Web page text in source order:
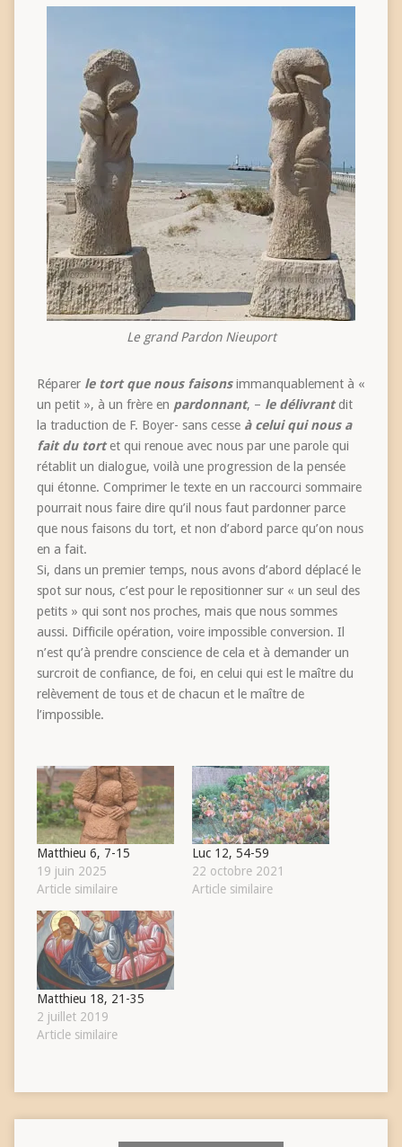
Le grand Pardon Nieuport
Réparer le tort que nous faisonsimmanquablement à «
un petit », à un frère en pardonnant, – le délivrant dit
la traduction de F. Boyer- sans cesse à celui qui nous a
fait du tortet qui renoue avec nous par une parole qui
rétablit un dialogue, voilà une progression de la pensée
qui étonne. Comprimer le texte en un raccourci sommaire
pourrait nous faire dire qu’il nous faut pardonner parce
que nous faisons du tort, et non d’abord parce qu’on nous
en a fait.
Si, dans un premier temps, nous avons d’abord déplacé le
spot sur nous, c’est pour le repositionner sur « un seul des
petits » qui sont nos proches, mais que nous sommes
aussi. Difficile opération, voire impossible conversion. Il
n’est qu’à prendre conscience de cela et à demander un
surcroit de confiance, de foi, en celui qui est le maître du
relèvement de tous et de chacun et le maître de
l’impossible.
Matthieu 6, 7-15
19 juin 2025
Article similaire
Luc 12, 54-59
22 octobre 2021
Article similaire
Matthieu 18, 21-35
2 juillet 2019
Article similaire